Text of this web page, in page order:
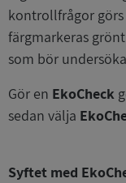
kontrollfrågor görs
färgmarkeras
som bör
Gör en EkoCheck
sedan välja
Syftet med